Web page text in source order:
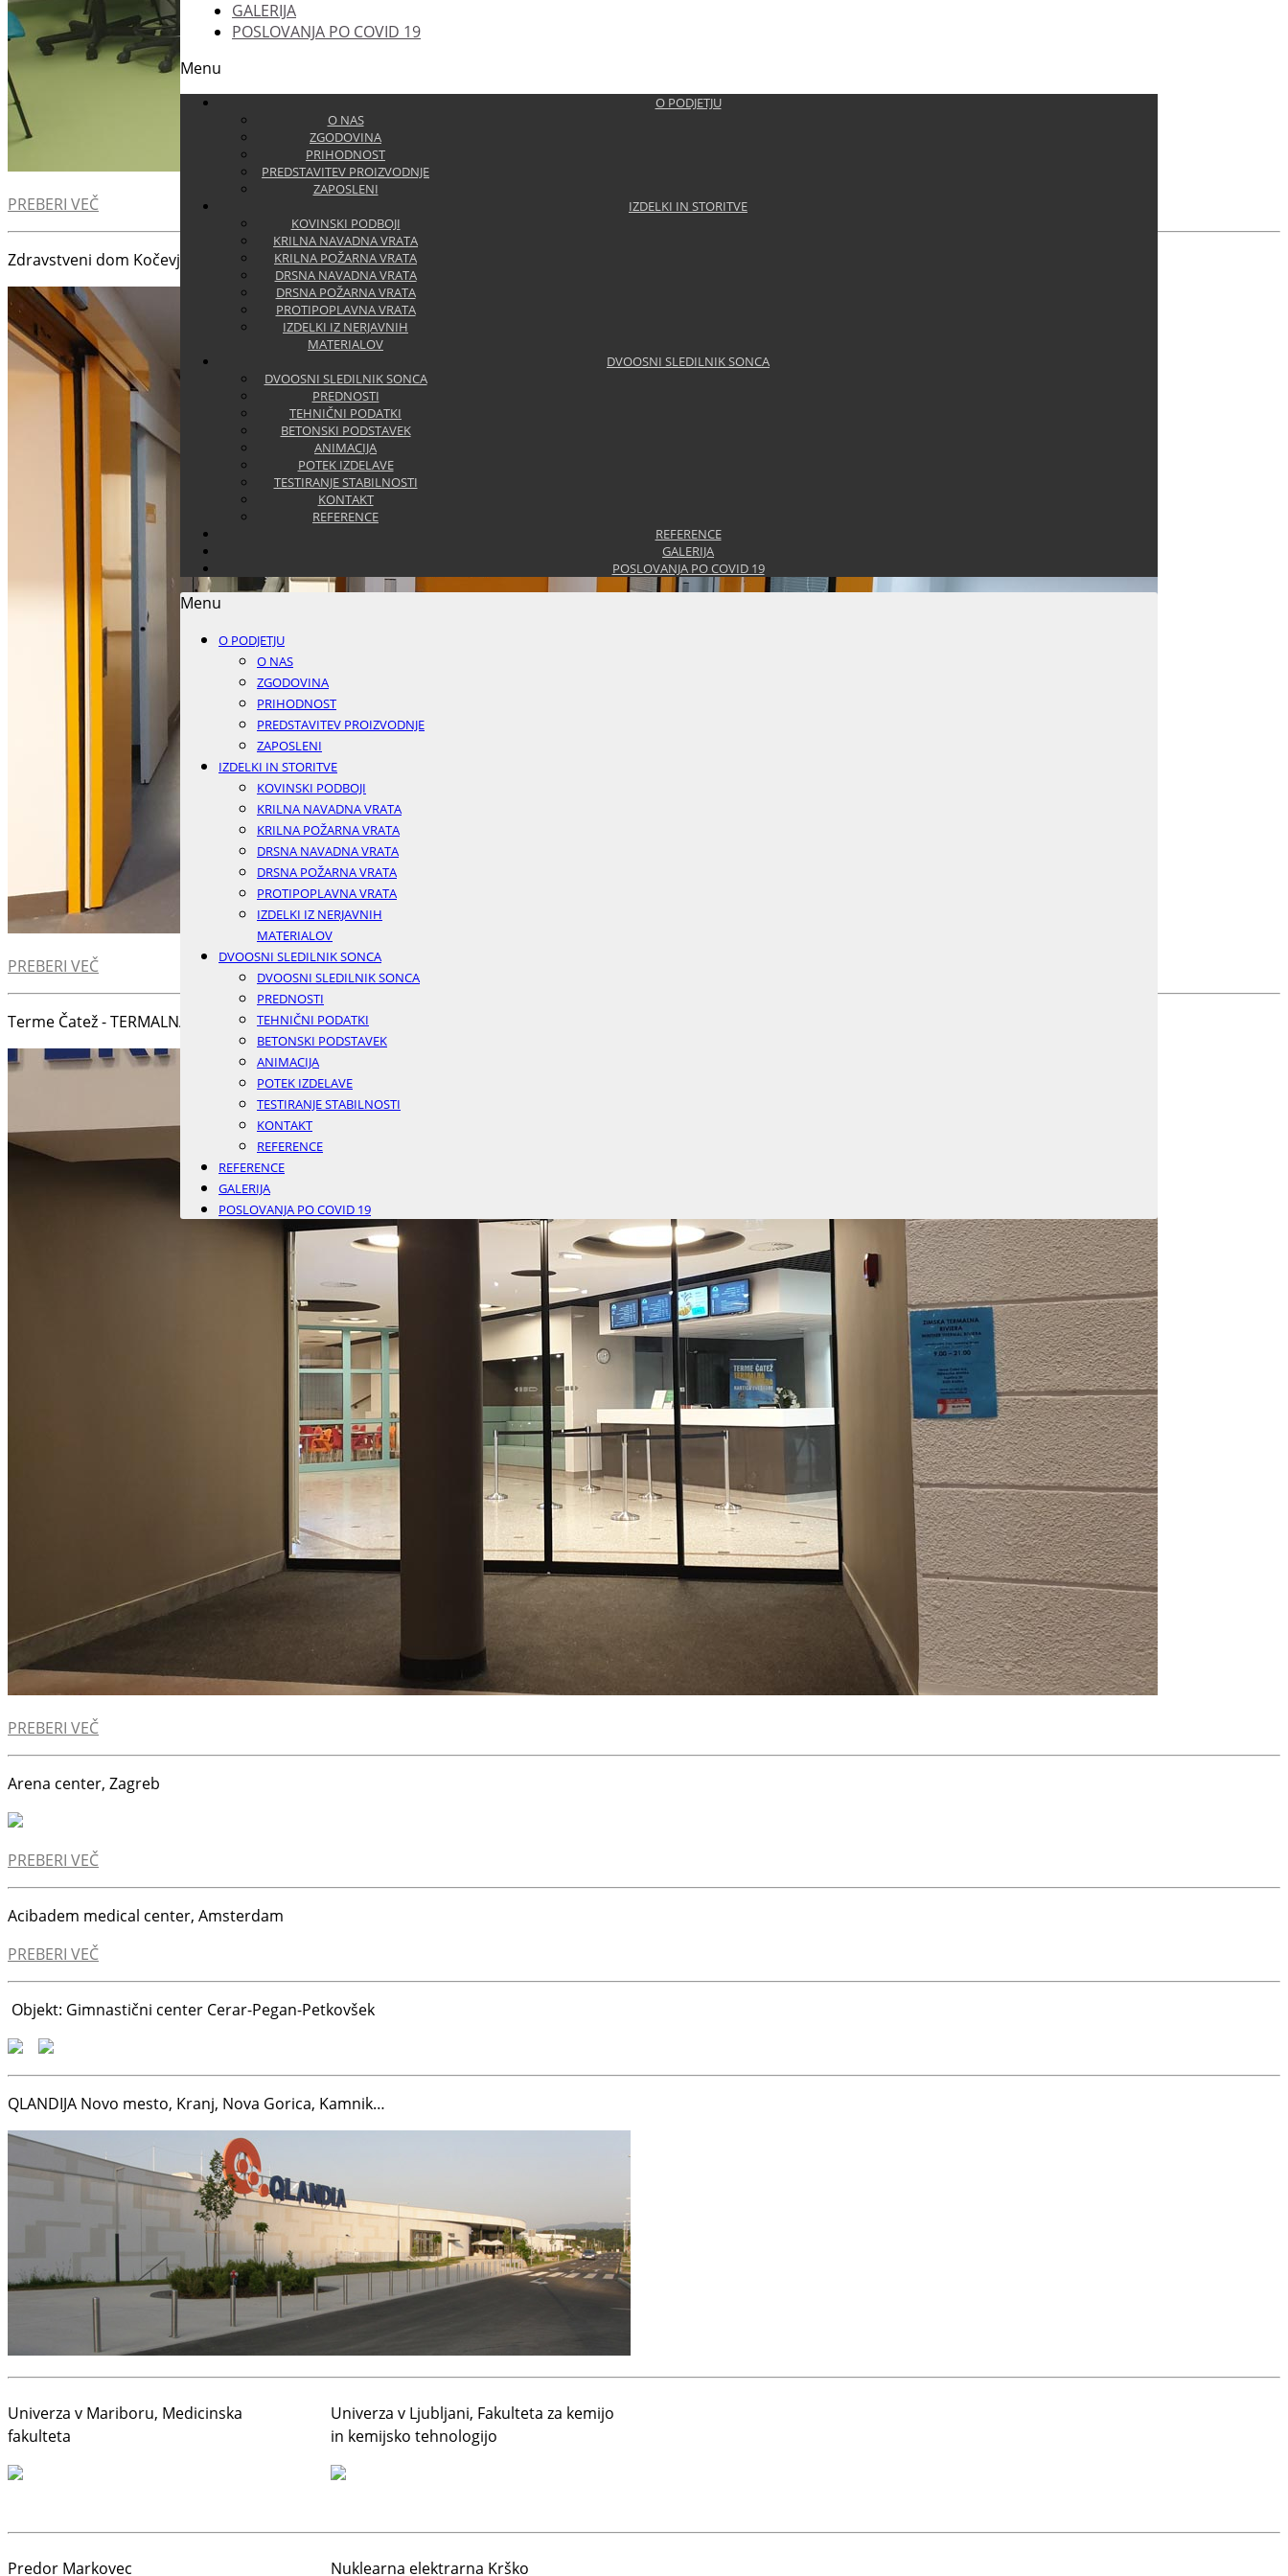
GALERIJA
POSLOVANJA PO COVID 19
Menu
O PODJETJU
O NAS
ZGODOVINA
PRIHODNOST
PREDSTAVITEV PROIZVODNJE
ZAPOSLENI
IZDELKI IN STORITVE
KOVINSKI PODBOJI
KRILNA NAVADNA VRATA
KRILNA POŽARNA VRATA
DRSNA NAVADNA VRATA
DRSNA POŽARNA VRATA
PROTIPOPLAVNA VRATA
IZDELKI IZ NERJAVNIH
MATERIALOV
DVOOSNI SLEDILNIK SONCA
DVOOSNI SLEDILNIK SONCA
PREDNOSTI
TEHNIČNI PODATKI
BETONSKI PODSTAVEK
ANIMACIJA
POTEK IZDELAVE
TESTIRANJE STABILNOSTI
KONTAKT
REFERENCE
REFERENCE
GALERIJA
POSLOVANJA PO COVID 19
Menu
O PODJETJU
O NAS
ZGODOVINA
PRIHODNOST
PREDSTAVITEV PROIZVODNJE
ZAPOSLENI
IZDELKI IN STORITVE
KOVINSKI PODBOJI
KRILNA NAVADNA VRATA
KRILNA POŽARNA VRATA
DRSNA NAVADNA VRATA
DRSNA POŽARNA VRATA
PROTIPOPLAVNA VRATA
IZDELKI IZ NERJAVNIH
MATERIALOV
DVOOSNI SLEDILNIK SONCA
DVOOSNI SLEDILNIK SONCA
PREDNOSTI
TEHNIČNI PODATKI
BETONSKI PODSTAVEK
ANIMACIJA
POTEK IZDELAVE
TESTIRANJE STABILNOSTI
KONTAKT
REFERENCE
REFERENCE
GALERIJA
POSLOVANJA PO COVID 19
PREBERI VEČ
Zdravstveni dom Kočevje
PREBERI VEČ
Terme Čatež - TERMALNA RIVIERA
PREBERI VEČ
Arena center, Zagreb
PREBERI VEČ
Acibadem medical center, Amsterdam
PREBERI VEČ
Objekt: Gimnastični center Cerar-Pegan-Petkovšek
QLANDIJA Novo mesto, Kranj, Nova Gorica, Kamnik…
Univerza v Mariboru, Medicinska
fakulteta
Univerza v Ljubljani, Fakulteta za kemijo
in kemijsko tehnologijo
Predor Markovec Nuklearna elektrarna Krško